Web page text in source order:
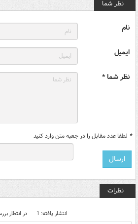
نظر شما
نام
ایمیل
نظر شما *
* لطفا عدد مقابل را در جعبه متن وارد کنید
نظرات
انتشار یافته: 1 در انتظار